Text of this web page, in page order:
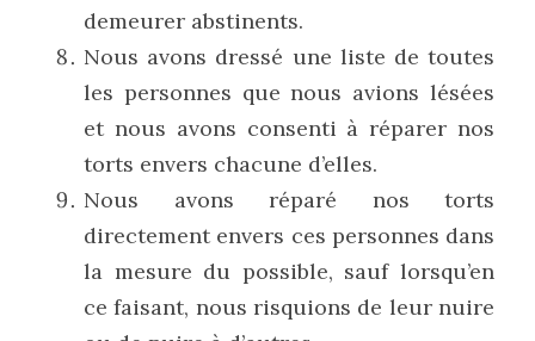
demeurer abstinents.
Nous avons dressé une liste de toutes
les personnes que nous avions lésées
et nous avons consenti à réparer nos
torts envers chacune d’elles.
Nous avons réparé nos torts
directement envers ces personnes dans
la mesure du possible, sauf lorsqu’en
ce faisant, nous risquions de leur nuire